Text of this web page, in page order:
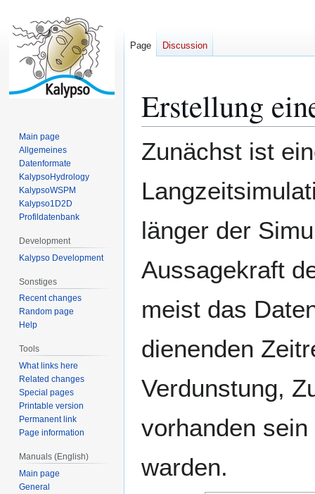
toto
Erstellung
Zunächst ist
länger der
Aussagekraft
meist das
dienenden
Verdunstung,
vorhanden
warden.
Page Discussion
Main page
Allgemeines
Datenformate
KalypsoHydrology
KalypsoWSPM
Kalypso1D2D
Profildatenbank
Development
Kalypso Development
Sonstiges
Recent changes
Random page
Help
Tools
What links here
Related changes
Special pages
Printable version
Permanent link
Page information
Manuals (English)
Main page
General